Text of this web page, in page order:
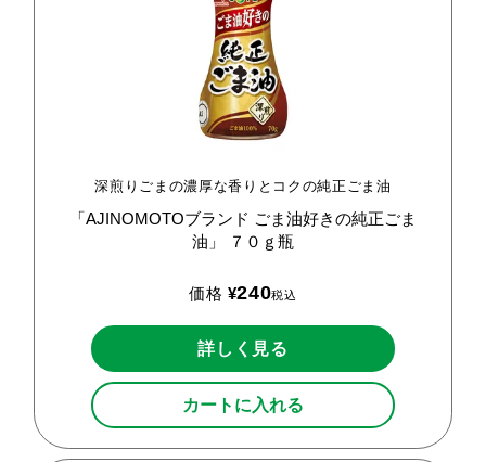
深煎りごまの濃厚な香りとコクの純正ごま油
「AJINOMOTOブランド ごま油好きの純正ごま
油」
７０ｇ瓶
価格 ¥240税込
詳しく見る
カートに入れる